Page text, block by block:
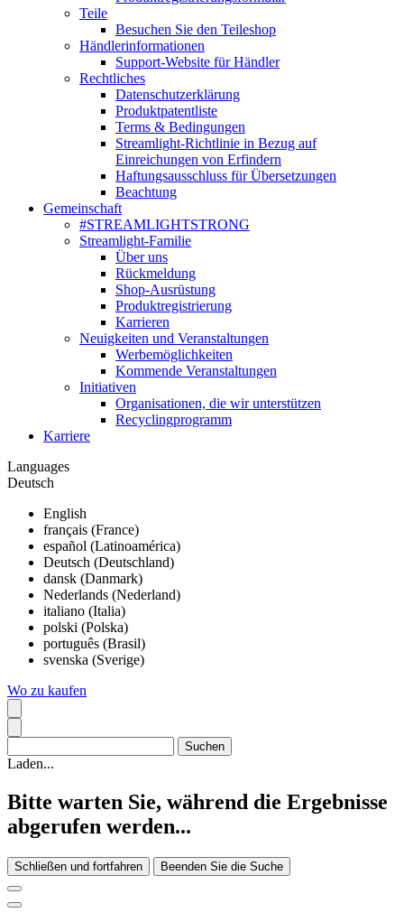
Teile
Besuchen Sie den Teileshop
Händlerinformationen
Support-Website für Händler
Rechtliches
Datenschutzerklärung
Produktpatentliste
Terms & Bedingungen
Streamlight-Richtlinie in Bezug auf
Einreichungen von Erfindern
Haftungsausschluss für Übersetzungen
Beachtung
Gemeinschaft
#STREAMLIGHTSTRONG
Streamlight-Familie
Über uns
Rückmeldung
Shop-Ausrüstung
Produktregistrierung
Karrieren
Neuigkeiten und Veranstaltungen
Werbemöglichkeiten
Kommende Veranstaltungen
Initiativen
Organisationen, die wir unterstützen
Recyclingprogramm
Karriere
Languages
Deutsch
English
français (France)
español (Latinoamérica)
Deutsch (Deutschland)
dansk (Danmark)
Nederlands (Nederland)
italiano (Italia)
polski (Polska)
português (Brasil)
svenska (Sverige)
Wo zu kaufen
Laden...
Bitte warten Sie, während die Ergebnisse
abgerufen werden...
Schließen und fortfahren Beenden Sie die Suche